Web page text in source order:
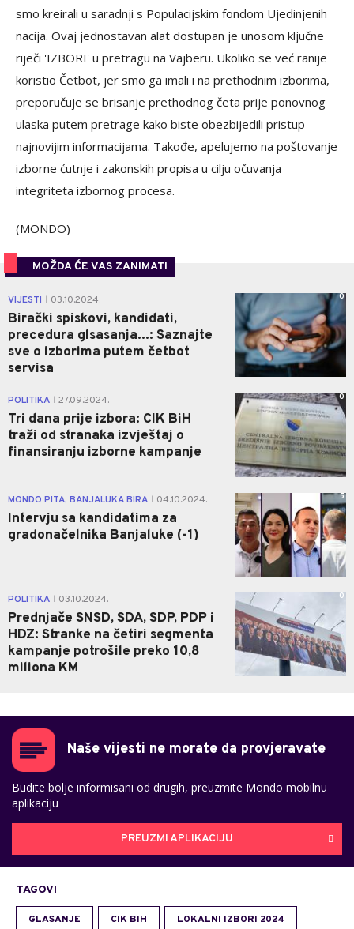
smo kreirali u saradnji s Populacijskim fondom Ujedinjenih
nacija. Ovaj jednostavan alat dostupan je unosom ključne
riječi 'IZBORI' u pretragu na Vajberu. Ukoliko se već ranije
koristio Četbot, jer smo ga imali i na prethodnim izborima,
preporučuje se brisanje prethodnog četa prije ponovnog
ulaska putem pretrage kako biste obezbijedili pristup
najnovijim informacijama. Takođe, apelujemo na poštovanje
izborne ćutnje i zakonskih propisa u cilju očuvanja
integriteta izbornog procesa.
(MONDO)
MOŽDA ĆE VAS ZANIMATI
VIJESTI 03.10.2024.
Birački spiskovi, kandidati,
precedura glsasanja...: Saznajte
sve o izborima putem četbot
servisa
0
POLITIKA 27.09.2024.
Tri dana prije izbora: CIK BiH
traži od stranaka izvještaj o
finansiranju izborne kampanje
0
MONDO PITA, BANJALUKA BIRA 04.10.2024.
Intervju sa kandidatima za
gradonačelnika Banjaluke (-1)
5
POLITIKA 03.10.2024.
Prednjače SNSD, SDA, SDP, PDP i
HDZ: Stranke na četiri segmenta
kampanje potrošile preko 10,8
miliona KM
0
Naše vijesti ne morate da provjeravate
Budite bolje informisani od drugih, preuzmite Mondo mobilnu
aplikaciju
PREUZMI APLIKACIJU
TAGOVI
GLASANJE CIK BIH LOKALNI IZBORI 2024